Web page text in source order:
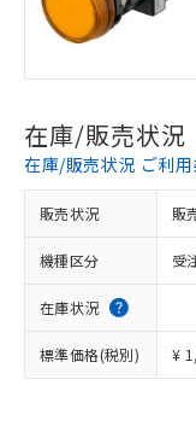
在庫/販売状況
在庫/販売状況 ご利用
販売状況 販
機種区分 受
在庫状況
標準価格(税別) ¥